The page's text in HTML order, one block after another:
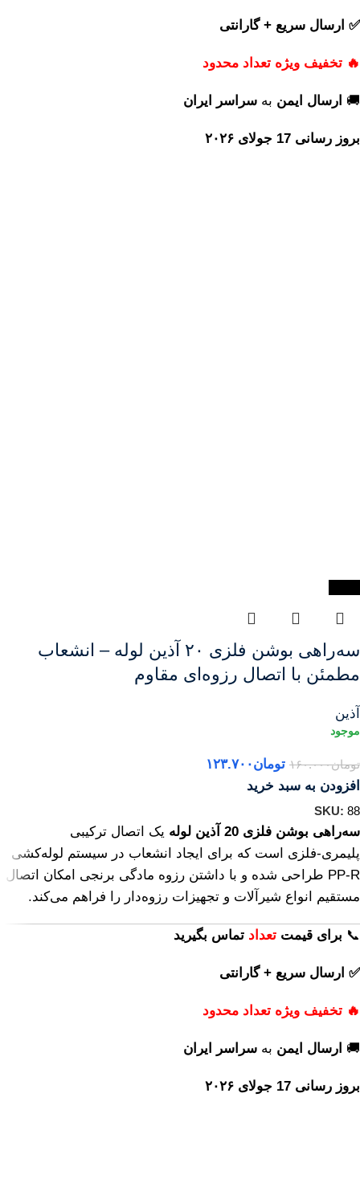
✅ ارسال سریع + گارانتی
🔥 تخفیف ویژه تعداد محدود
🚚 ارسال ایمن به سراسر ایران
بروز رسانی 17 جولای ۲۰۲۶
سه‌راهی بوشن فلزی ۲۰ آذین لوله – انشعاب
مطمئن با اتصال رزوه‌ای مقاوم
آذین
تومان۱۶۰.۰۰۰ تومان۱۲۳.۷۰۰
افزودن به سبد خرید
SKU: 88
سه‌راهی بوشن فلزی 20 آذین لوله
یک اتصال ترکیبی
پلیمری‑فلزی است که برای ایجاد انشعاب در سیستم لوله‌کشی
PP‑R طراحی شده و با داشتن رزوه مادگی برنجی امکان اتصال
مستقیم انواع شیرآلات و تجهیزات رزوه‌دار را فراهم می‌کند.
📞 برای قیمت تعداد تماس بگیرید
✅ ارسال سریع + گارانتی
🔥 تخفیف ویژه تعداد محدود
🚚 ارسال ایمن به سراسر ایران
بروز رسانی 17 جولای ۲۰۲۶